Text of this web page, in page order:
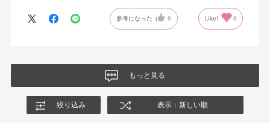
◯ingシリーズを実際に座ってみた感覚として、無印ingはグライン
ド感が強い＋オフィスチェア感が強く、ingCloudはふんわりしす
うという気になるバランスが良いと感じています
◯背もたれ部分を木材にするのは硬さの面で迷いましたが、ショ
ールームのKOKUYO社員さんからも「もたれかかるイスではない
のでそこまで心配しなくても大丈夫」とのコメント通り、実際使
参考になった 0 Like! 0
もっと見る
絞り込み 表示：新しい順